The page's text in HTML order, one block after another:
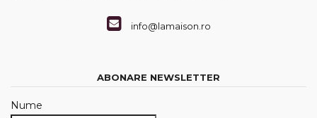
info@lamaison.ro
ABONARE NEWSLETTER
Nume